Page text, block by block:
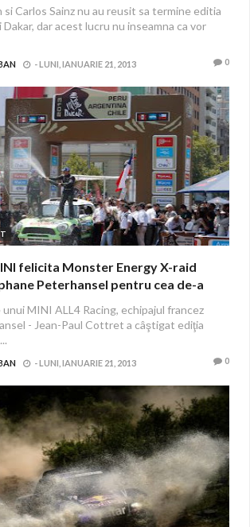
Carlos Sainz nu au reusit sa termine editia
Dakar, dar acest lucru nu inseamna ca vor
-LUNI, IANUARIE 21, 2013 0
felicita Monster Energy X-raid
Peterhansel pentru cea de-a
MINI ALL4 Racing, echipajul francez
- Jean-Paul Cottret a câştigat ediţia
-LUNI, IANUARIE 21, 2013 0